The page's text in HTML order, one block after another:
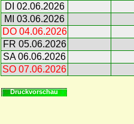
DI 02.06.2026
MI 03.06.2026
DO 04.06.2026
FR 05.06.2026
SA 06.06.2026
SO 07.06.2026
Druckvorschau